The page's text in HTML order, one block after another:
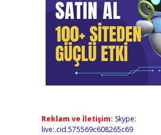
Reklam ve İletişim: Skype:
live:.cid.575569c608265c69